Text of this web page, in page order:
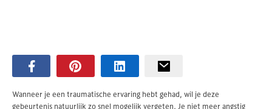
Wanneer je een traumatische ervaring hebt gehad, wil je deze
gebeurtenis natuurlijk zo snel mogelijk vergeten. Je niet meer angstig